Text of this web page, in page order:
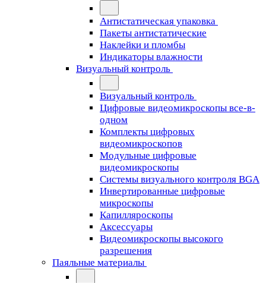
Антистатическая упаковка
Пакеты антистатические
Наклейки и пломбы
Индикаторы влажности
Визуальный контроль
Визуальный контроль
Цифровые видеомикроскопы все-в-
одном
Комплекты цифровых
видеомикроскопов
Модульные цифровые
видеомикроскопы
Cистемы визуального контроля BGA
Инвертированные цифровые
микроскопы
Капилляроскопы
Аксессуары
Видеомикроскопы высокого
разрешения
Паяльные материалы